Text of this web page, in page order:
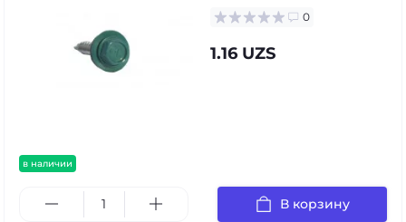
в наличии
0
1.16 UZS
В корзину